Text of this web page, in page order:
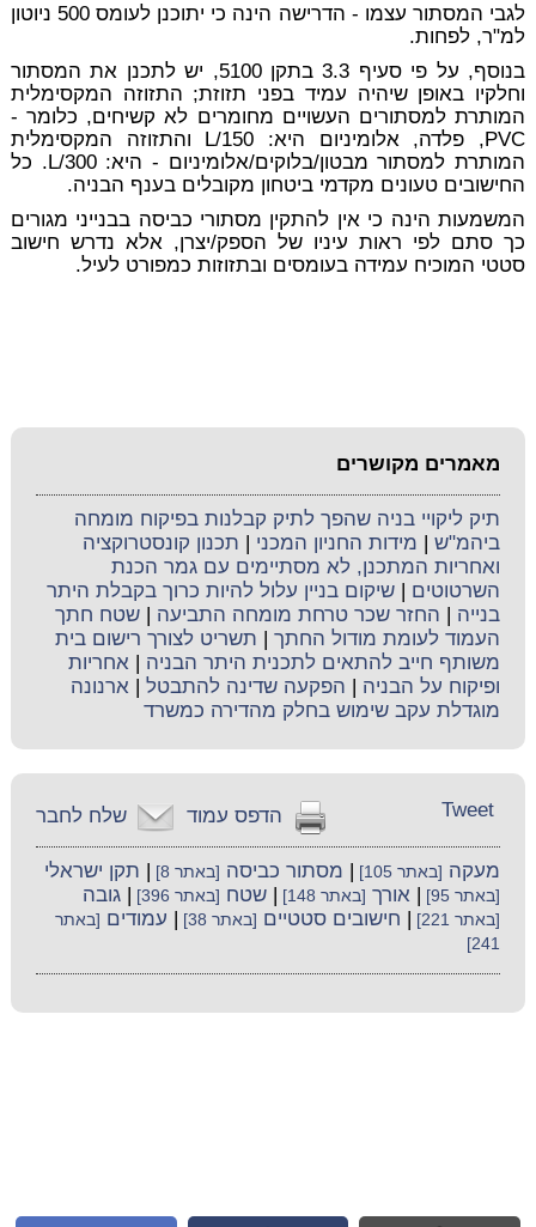
לגבי המסתור עצמו - הדרישה הינה כי יתוכנן לעומס 500 ניוטון
למ"ר, לפחות.
בנוסף, על פי סעיף 3.3 בתקן 5100, יש לתכנן את המסתור
וחלקיו באופן שיהיה עמיד בפני תזוזת; התזוזה המקסימלית
המותרת למסתורים העשויים מחומרים לא קשיחים, כלומר -
PVC, פלדה, אלומיניום היא: 150/L והתזוזה המקסימלית
המותרת למסתור מבטון/בלוקים/אלומיניום - היא: 300/L. כל
החישובים טעונים מקדמי ביטחון מקובלים בענף הבניה.
המשמעות הינה כי אין להתקין מסתורי כביסה בבנייני מגורים
כך סתם לפי ראות עיניו של הספק/יצרן, אלא נדרש חישוב
סטטי המוכיח עמידה בעומסים ובתזוזות כמפורט לעיל.
מאמרים מקושרים
תיק ליקויי בניה שהפך לתיק קבלנות בפיקוח מומחה
ביהמ"ש
מידות החניון המכני
תכנון קונסטרוקציה
ואחריות המתכנן, לא מסתיימים עם גמר הכנת
השרטוטים |שיקום בניין עלול להיות כרוך בקבלת היתר
בנייה
החזר שכר טרחת מומחה התביעה |שטח חתך
העמוד לעומת מודול החתך
תשריט לצורך רישום בית
משותף חייב להתאים לתכנית היתר הבניה |אחריות
ופיקוח על הבניה
הפקעה שדינה להתבטל |ארנונה
מוגדלת עקב שימוש בחלק מהדירה כמשרד
שלח לחבר הדפס עמוד Tweet
מעקה [באתר 105] מסתור כביסה [באתר 8] תקן ישראלי
[באתר 95] |אורך [באתר 148] |שטח [באתר 396] |גובה
[באתר 221] חישובים סטטיים [באתר 38] עמודים [באתר
241]